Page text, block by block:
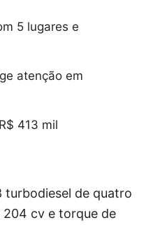
5 lugares e
atenção em
413 mil
turbodiesel de quatro
204 cv e torque de